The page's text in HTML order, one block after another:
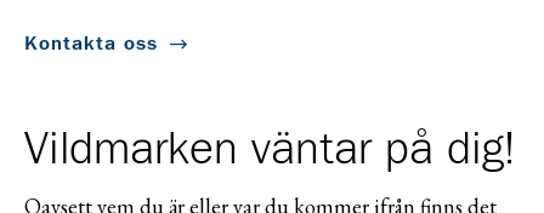
Kontakta oss
Vildmarken väntar på dig!
Oavsett vem du är eller var du kommer ifrån finns det